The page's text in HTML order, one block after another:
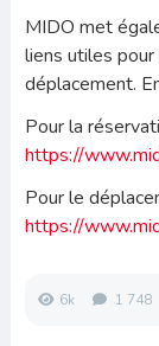
MIDO met
liens utiles
déplacement.
Pour la
https://
Pour le
https://
6k 1 748